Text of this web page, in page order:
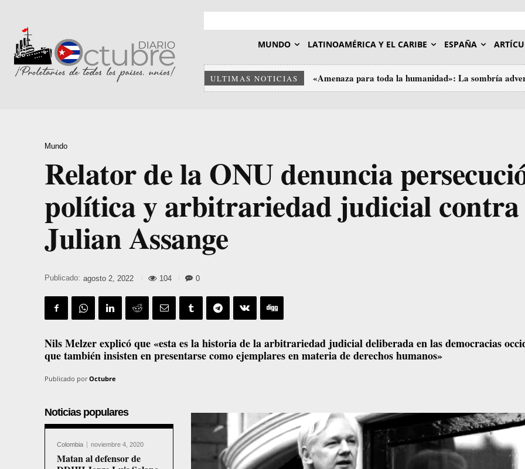
MUNDO LATINOAMÉRICA Y EL CARIBE ESPAÑA
ULTIMAS NOTICIAS «Amenaza para toda la humanidad»: La sombría
Mundo
Relator de la ONU denuncia
política y arbitrariedad judicial contra
Julian Assange
Publicado: agosto 2, 2022 104 0
Nils Melzer explicó que «esta es la historia de la arbitrariedad judicial deliberada en las democracias
que también insisten en presentarse como ejemplares en materia de derechos humanos»
Publicado por Octubre
Noticias populares
Colombia noviembre 4, 2020
Matan al defensor de